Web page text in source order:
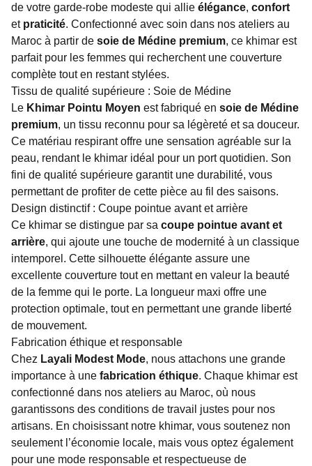
de votre garde-robe modeste qui allie élégance, confort
et praticité. Confectionné avec soin dans nos ateliers au
Maroc à partir de soie de Médine premium, ce khimar est
parfait pour les femmes qui recherchent une couverture
complète tout en restant stylées.
Tissu de qualité supérieure : Soie de Médine
Le Khimar Pointu Moyen est fabriqué en soie de Médine
premium, un tissu reconnu pour sa légèreté et sa douceur.
Ce matériau respirant offre une sensation agréable sur la
peau, rendant le khimar idéal pour un port quotidien. Son
fini de qualité supérieure garantit une durabilité, vous
permettant de profiter de cette pièce au fil des saisons.
Design distinctif : Coupe pointue avant et arrière
Ce khimar se distingue par sa coupe pointue avant et
arrière, qui ajoute une touche de modernité à un classique
intemporel. Cette silhouette élégante assure une
excellente couverture tout en mettant en valeur la beauté
de la femme qui le porte. La longueur maxi offre une
protection optimale, tout en permettant une grande liberté
de mouvement.
Fabrication éthique et responsable
Chez Layali Modest Mode, nous attachons une grande
importance à une fabrication éthique. Chaque khimar est
confectionné dans nos ateliers au Maroc, où nous
garantissons des conditions de travail justes pour nos
artisans. En choisissant notre khimar, vous soutenez non
seulement l’économie locale, mais vous optez également
pour une mode responsable et respectueuse de